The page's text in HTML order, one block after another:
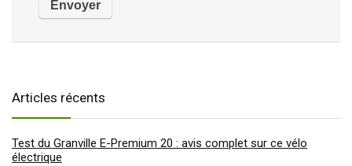
Articles récents
Test du Granville E-Premium 20 : avis complet sur ce vélo
électrique